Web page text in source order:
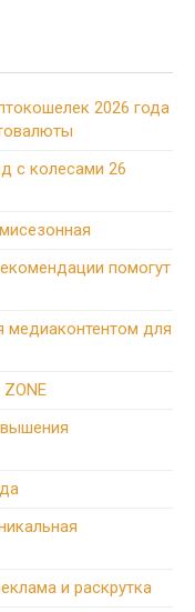
2026 года
с колесами 26
помогут
медиаконтентом для
и раскрутка